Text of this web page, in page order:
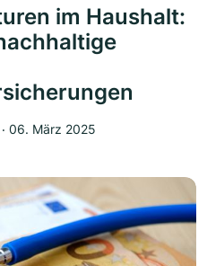
im Haushalt:
‧ 06. März 2025